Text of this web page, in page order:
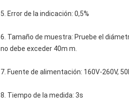
5. Error de la indicación: 0,5%
6. Tamaño de muestra: Pruebe el
no debe exceder 40m m.
7. Fuente de alimentación: 160V-260V,
8. Tiempo de la medida: 3s